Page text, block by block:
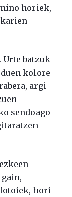
horiek,
Urte batzuk
kolore
argi
sendoago
hori